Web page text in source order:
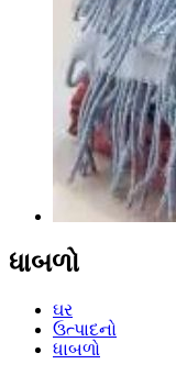
ધાબળો
ઘર
ઉત્પાદનો
ધાબળો